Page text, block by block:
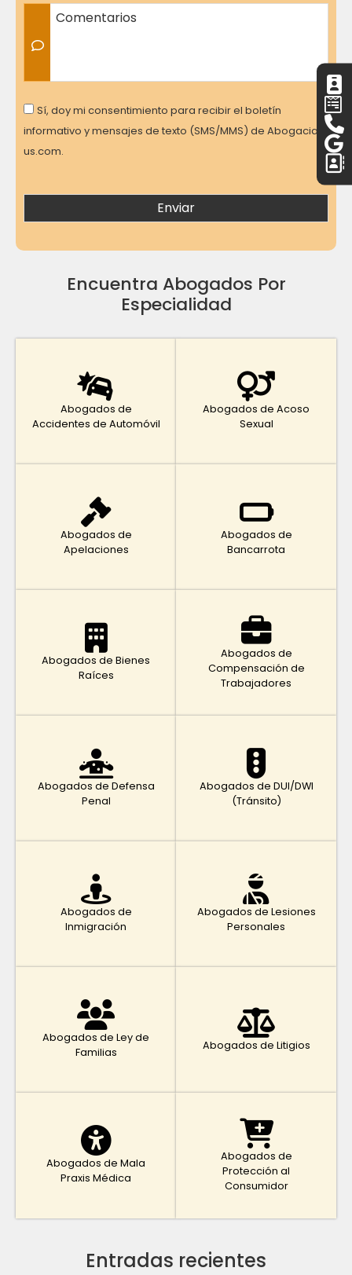
Comentarios
Consent
Sí, doy mi consentimiento para recibir el boletín
informativo y mensajes de texto (SMS/MMS) de Abogacia-
us.com.
Encuentra Abogados Por
Especialidad
Abogados de
Accidentes de Automóvil
Abogados de Acoso
Sexual
Abogados de
Apelaciones
Abogados de
Bancarrota
Abogados de Bienes
Raíces
Abogados de
Compensación de
Trabajadores
Abogados de Defensa
Penal
Abogados de DUI/DWI
(Tránsito)
Abogados de
Inmigración
Abogados de Lesiones
Personales
Abogados de Ley de
Familias
Abogados de Litigios
Abogados de Mala
Praxis Médica
Abogados de
Protección al
Consumidor
Entradas recientes